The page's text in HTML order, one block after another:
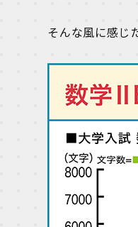
そんな風に感じ